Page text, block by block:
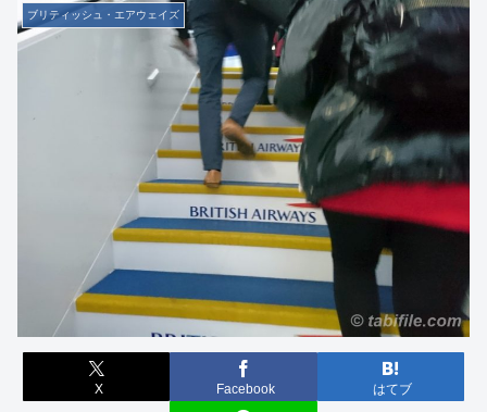
ブリティッシュ・エアウェイズ
X Facebook はてブ